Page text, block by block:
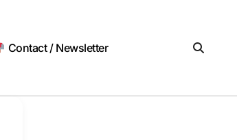
Contact / Newsletter